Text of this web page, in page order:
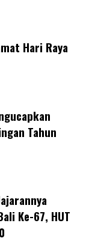
Hari Raya
Tahun
Ke-67, HUT